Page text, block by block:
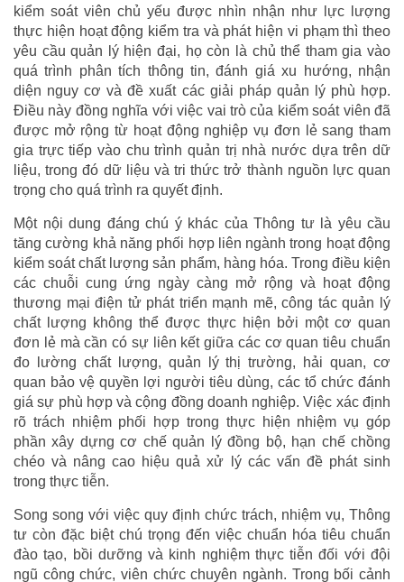
kiểm soát viên chủ yếu được nhìn nhận như lực lượng
thực hiện hoạt động kiểm tra và phát hiện vi phạm thì theo
yêu cầu quản lý hiện đại, họ còn là chủ thể tham gia vào
quá trình phân tích thông tin, đánh giá xu hướng, nhận
diện nguy cơ và đề xuất các giải pháp quản lý phù hợp.
Điều này đồng nghĩa với việc vai trò của kiểm soát viên đã
được mở rộng từ hoạt động nghiệp vụ đơn lẻ sang tham
gia trực tiếp vào chu trình quản trị nhà nước dựa trên dữ
liệu, trong đó dữ liệu và tri thức trở thành nguồn lực quan
trọng cho quá trình ra quyết định.
Một nội dung đáng chú ý khác của Thông tư là yêu cầu
tăng cường khả năng phối hợp liên ngành trong hoạt động
kiểm soát chất lượng sản phẩm, hàng hóa. Trong điều kiện
các chuỗi cung ứng ngày càng mở rộng và hoạt động
thương mại điện tử phát triển mạnh mẽ, công tác quản lý
chất lượng không thể được thực hiện bởi một cơ quan
đơn lẻ mà cần có sự liên kết giữa các cơ quan tiêu chuẩn
đo lường chất lượng, quản lý thị trường, hải quan, cơ
quan bảo vệ quyền lợi người tiêu dùng, các tổ chức đánh
giá sự phù hợp và cộng đồng doanh nghiệp. Việc xác định
rõ trách nhiệm phối hợp trong thực hiện nhiệm vụ góp
phần xây dựng cơ chế quản lý đồng bộ, hạn chế chồng
chéo và nâng cao hiệu quả xử lý các vấn đề phát sinh
trong thực tiễn.
Song song với việc quy định chức trách, nhiệm vụ, Thông
tư còn đặc biệt chú trọng đến việc chuẩn hóa tiêu chuẩn
đào tạo, bồi dưỡng và kinh nghiệm thực tiễn đối với đội
ngũ công chức, viên chức chuyên ngành. Trong bối cảnh